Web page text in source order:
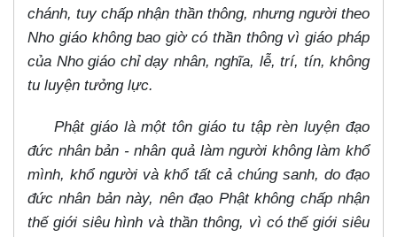
chánh, tuy chấp nhận thần thông, nhưng người theo
Nho giáo không bao giờ có thần thông vì giáo pháp
của Nho giáo chỉ dạy nhân, nghĩa, lễ, trí, tín, không
tu luyện tưởng lực.
Phật giáo là một tôn giáo tu tập rèn luyện đạo
đức nhân bản - nhân quả làm người không làm khổ
mình, khổ người và khổ tất cả chúng sanh, do đạo
đức nhân bản này, nên đạo Phật không chấp nhận
thế giới siêu hình và thần thông, vì có thế giới siêu